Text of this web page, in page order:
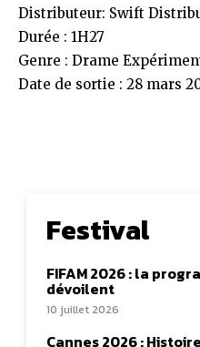
Distributeur: Swift
Durée : 1H27
Genre : Drame
Date de sortie : 28 mars
Festival
FIFAM 2026 : la
dévoilent
10 juillet 2026
Cannes 2026 :